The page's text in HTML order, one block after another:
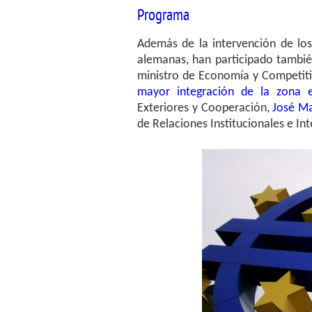
Programa
Además de la intervención de
alemanas, han participado
ministro de Economía y
mayor integración de la zona
Exteriores y Cooperación,José
de Relaciones Institucionales e